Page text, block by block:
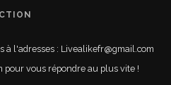
à l'adresses : Livealikefr@gmail.com
pour vous répondre au plus vite !